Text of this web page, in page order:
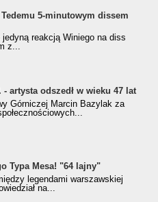
5-minutowym dissem
jedyną reakcją Winiego na diss
z...
- artysta odszedł w wieku 47 lat
Górniczej Marcin Bazylak za
Typa Mesa! "64 lajny"
legendami warszawskiej
na...